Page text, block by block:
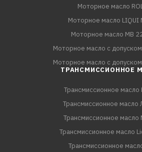
Моторное масло
Моторное масло LIQUI
Моторное масло MB
Моторное масло с
Моторное масло с
ТРАНСМИССИОННОЕ
Трансмиссионное масло
Трансмиссионное масло
Трансмиссионное масло
Трансмиссионное масло
Трансмиссионное